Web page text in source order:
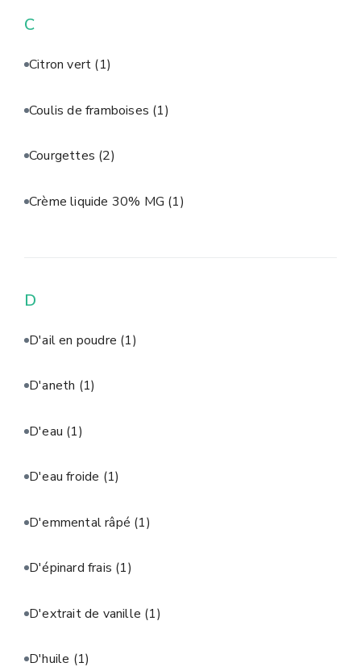
C
Citron vert (1)
Coulis de framboises (1)
Courgettes (2)
Crème liquide 30% MG (1)
D
D'ail en poudre (1)
D'aneth (1)
D'eau (1)
D'eau froide (1)
D'emmental râpé (1)
D'épinard frais (1)
D'extrait de vanille (1)
D'huile (1)